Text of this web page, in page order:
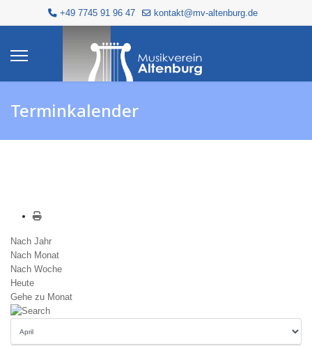
+49 7745 91 96 47 kontakt@mv-altenburg.de
Terminkalender
Nach Jahr
Nach Monat
Nach Woche
Heute
Gehe zu Monat